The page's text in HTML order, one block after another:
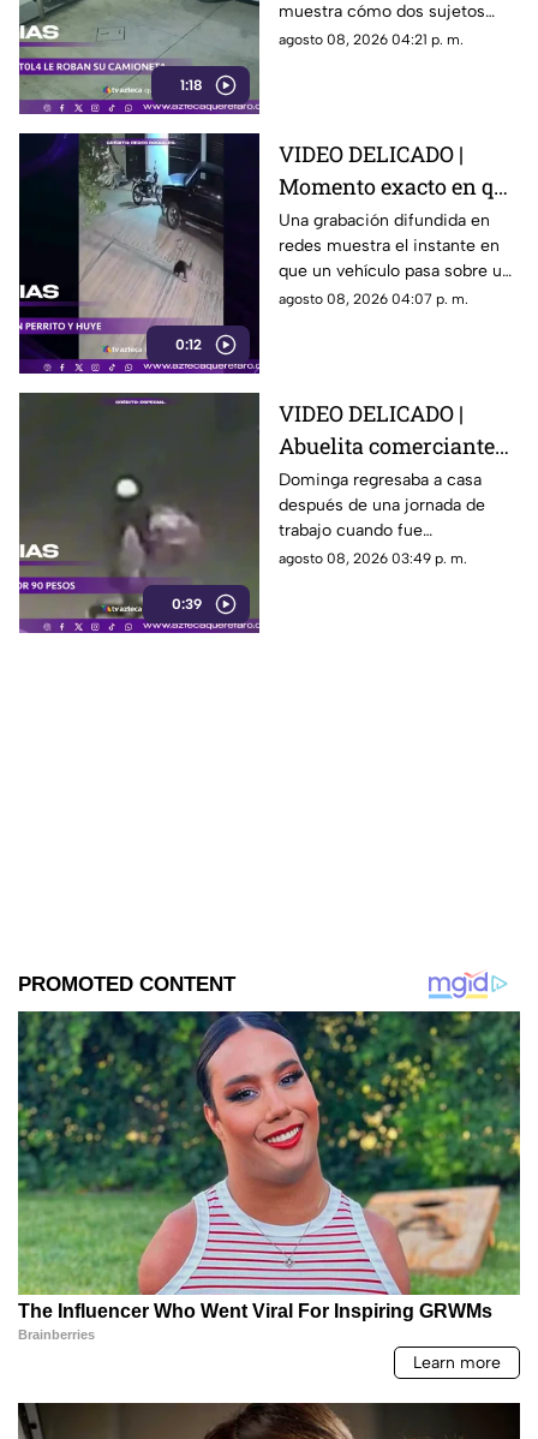
1:18
su camioneta
muestra cómo dos sujetos
obligaron a un conductor y a
agosto 08, 2026 04:21 p. m.
0:12
VIDEO DELICADO |
Momento exacto en que
camioneta atropella a
un perro y conductor
escapa
Una grabación difundida en
redes muestra el instante en
que un vehículo pasa sobre un
perro y continúa su camino sin
agosto 08, 2026 04:07 p. m.
0:39
VIDEO DELICADO |
Abuelita comerciante
es as3sin4da en Puebla
por 90 pesos
Dominga regresaba a casa
después de una jornada de
trabajo cuando fue
interceptada por un hombre
agosto 08, 2026 03:49 p. m.